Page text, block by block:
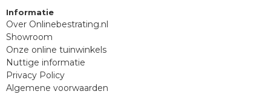
Informatie
Over Onlinebestrating.nl
Showroom
Onze online tuinwinkels
Nuttige informatie
Privacy Policy
Algemene voorwaarden